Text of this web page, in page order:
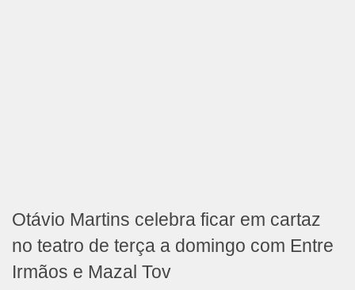
Otávio Martins celebra ficar em cartaz
no teatro de terça a domingo com Entre
Irmãos e Mazal Tov